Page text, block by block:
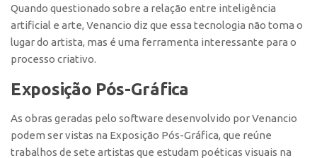
Parcerias PD&I
PIPE/FAPESP
SPRINT
Conexão USP
Conexão Inter-USP
Quando questionado sobre a relação entre inteligência
artificial e arte, Venancio diz que essa tecnologia não toma o
lugar do artista, mas é uma ferramenta interessante para o
processo criativo.
Exposição Pós-Gráfica
As obras geradas pelo software desenvolvido por Venancio
podem ser vistas na Exposição Pós-Gráfica, que reúne
trabalhos de sete artistas que estudam poéticas visuais na